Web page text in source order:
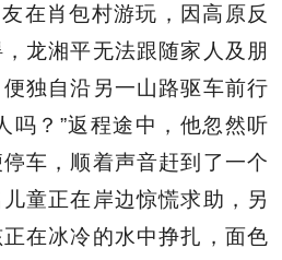
在肖包村游玩，因高原反
龙湘平无法跟随家人及朋
独自沿另一山路驱车前行
吗？”返程途中，他忽然听
车，顺着声音赶到了一个
童正在岸边惊慌求助，另
在冰冷的水中挣扎，面色